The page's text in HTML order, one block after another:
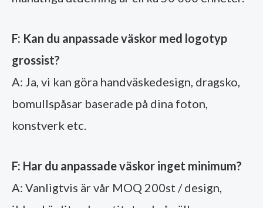
F: Kan du anpassade väskor med logotyp
grossist?
A: Ja, vi kan göra handväskedesign, dragsko,
bomullspåsar baserade på dina foton,
konstverk etc.
F: Har du anpassade väskor inget minimum?
A: Vanligtvis är vår MOQ 200st / design,